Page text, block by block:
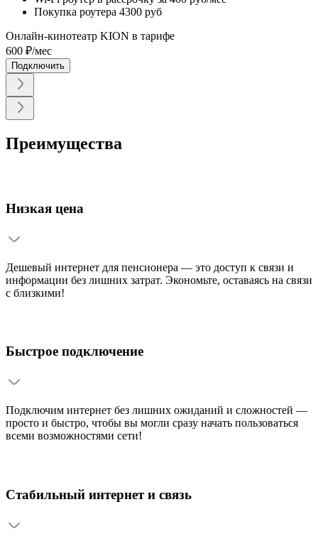
Покупка роутера 4300 руб
Онлайн-кинотеатр KION в тарифе
600 ₽/мес
Подключить
Преимущества
Низкая цена
Дешевый интернет для пенсионера — это доступ к связи и
информации без лишних затрат. Экономьте, оставаясь на связи
с близкими!
Быстрое подключение
Подключим интернет без лишних ожиданий и сложностей —
просто и быстро, чтобы вы могли сразу начать пользоваться
всеми возможностями сети!
Стабильный интернет и связь